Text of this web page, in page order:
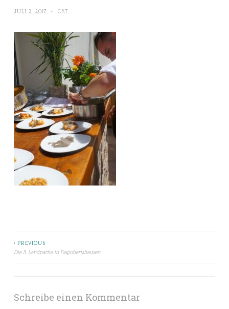
JULI 2, 2017 ~ CAT
Beitragsnavigation
< PREVIOUS
Die 5. Landpartie in Dagobertshausen
Schreibe einen Kommentar